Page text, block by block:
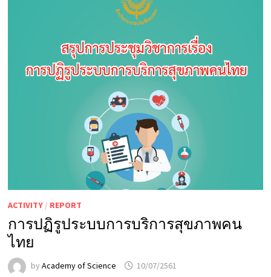
ACTIVITY/ REPORT
การปฏิรูประบบการบริการสุขภาพคน
ไทย
by Academy of Science 10/07/2561